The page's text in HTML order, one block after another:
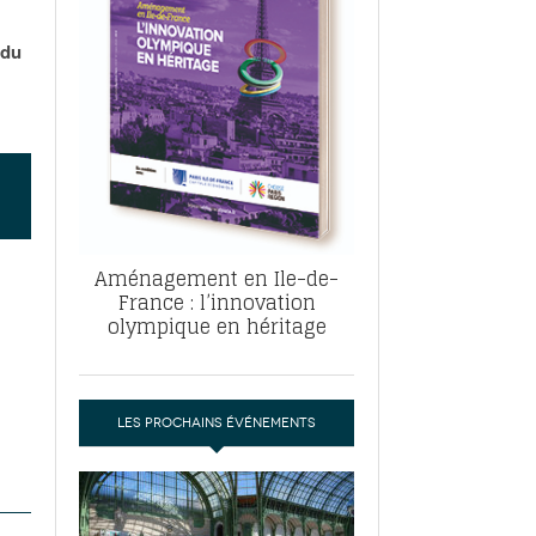
2026
ABF, ZAC : F. Vauglin détaille sa
pour l’urbanisme parisien- 17
de la tech et de la finance
marché de la location de luxe-
Aménagement en Ile-de-
France : l’innovation
olympique en héritage
LES PROCHAINS ÉVÉNEMENTS